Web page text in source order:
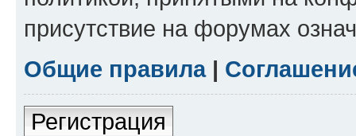
присутствие на форумах
Общие правила|
Регистрация